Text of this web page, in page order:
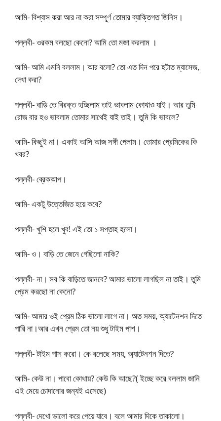
আমি- বিশ্বাস করা আর না করা সম্পূর্ণ তোমার ব্যাক্তিগত জিনিস।
পল্লবী- ওরকম বলছো কেনো? আমি তো মজা করলাম ।
আমি- আমি এমনি বললাম। আর বলো? তো এত দিন পরে হটাত ম্যাসেজ,
দেখা করা?
পল্লবী- বাড়ি তে বিরক্ত হচ্ছিলাম তাই ভাবলাম কোথাও যাই। আর তুমি
রোজ বার হও ভাবলাম তোমার সাথেই যাই তাই। তুমি কি ভাবলে?
আমি- কিছুই না। একাই আসি আজ সঙ্গী পেলাম। তোমার প্রেমিকের কি
খবর?
পল্লবী- ব্রেকআপ।
আমি- একটু উত্তেজিত হয়ে কবে?
পল্লবী- খুশি হলে খুব! এই তো ১ সপ্তাহ হলো।
আমি- ও। বাড়ি তে জেনে গেছিলো নাকি?
পল্লবী- না। সব কি বাড়িতে জানবে? আমার ভালো লাগছিল না তাই। তুমি
প্রেম করছো না কেনো?
আমি- আমার ওই প্রেম ঠিক ভালো লাগে না। অত সময়, অ্যাটেনশন দিতে
পারি না।আর এখন প্রেম তো নয় শুধু টাইম পাশ।
পল্লবী- টাইম পাস করো। কে বলেছে সময়, অ্যাটেনশন দিতে?
আমি- কেউ না। পাবো কোথায়? কেউ কি আছে?( ইচ্ছে করে বললাম জানি
এই মেয়ে চোদানোর জন্যই এসেছে)
পল্লবী- দেখো ভালো করে পেয়ে যাবে। বলে আমার দিকে তাকালো।